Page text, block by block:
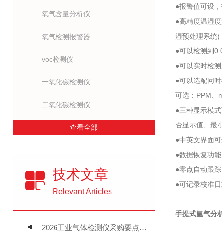
氧气含量分析仪
氧气检测报警器
voc检测仪
一氧化碳检测仪
二氧化碳检测仪
查看全部
技术文章
Relevant Articles
2026工业气体检测仪采购要点：如何分辨固定式、复合、泵吸式检测仪优劣
●报警值可设
●高精度温湿
湿预处理系统)
●可以检测到
●可以实时检
●可以选配同
可选：PPM、
●三种显示模
否显示值、最
●中英文界面
●数据恢复功
●零点自动跟
●可记录校准
手提式氩气分